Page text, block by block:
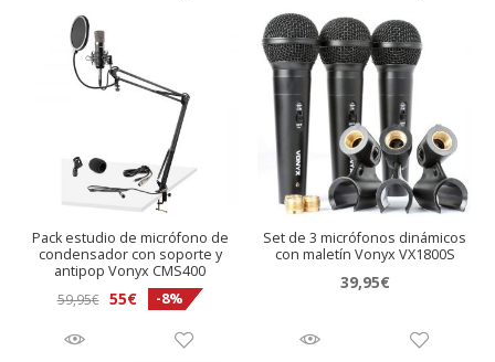
Pack estudio de micrófono de
condensador con soporte y
antipop Vonyx CMS400
59,95€ El
55€El
actual
-8%
Set de 3 micrófonos dinámicos
con maletín Vonyx VX1800S
39,95€